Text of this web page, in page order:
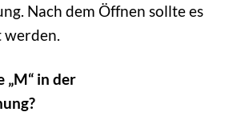
Nach dem Öffnen sollte es
werden.
„M“ in der